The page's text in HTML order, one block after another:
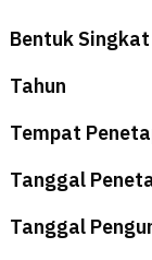
Bentuk Singkat
Tahun
Tempat
Tanggal
Tanggal